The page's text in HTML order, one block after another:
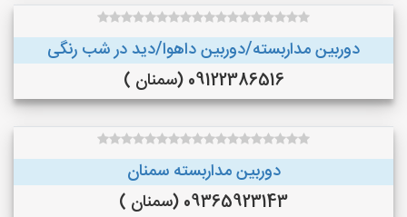
دوربین مداربسته/دوربین داهوا/دید در شب رنگی
09122386516 (سمنان )
دوربین مداربسته سمنان
09365923143 (سمنان )